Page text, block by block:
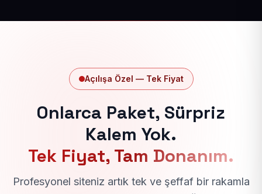
Açılışa Özel — Tek Fiyat
Onlarca Paket, Sürpriz
Kalem Yok.
Tek Fiyat, Tam Donanım.
Profesyonel siteniz artık tek ve şeffaf bir rakamla